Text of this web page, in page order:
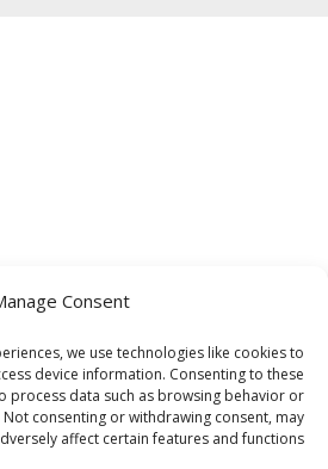
Consent
we use technologies like cookies to
device information. Consenting to these
process data such as browsing behavior or
Not consenting or withdrawing consent, may
affect certain features and functions.